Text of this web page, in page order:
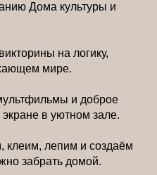
Дома культуры и
на логику,
мире.
и доброе
в уютном зале.
клеим, лепим и создаём
забрать домой.